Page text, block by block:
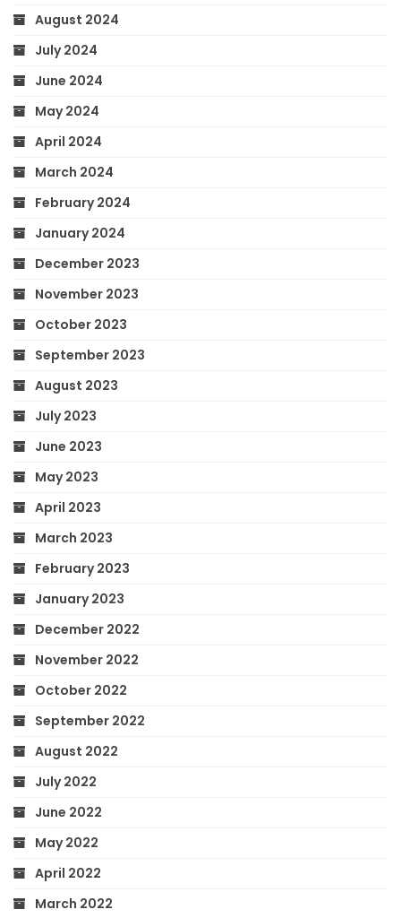
August 2024
July 2024
June 2024
May 2024
April 2024
March 2024
February 2024
January 2024
December 2023
November 2023
October 2023
September 2023
August 2023
July 2023
June 2023
May 2023
April 2023
March 2023
February 2023
January 2023
December 2022
November 2022
October 2022
September 2022
August 2022
July 2022
June 2022
May 2022
April 2022
March 2022